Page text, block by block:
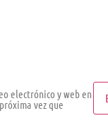
electrónico y web en
vez que